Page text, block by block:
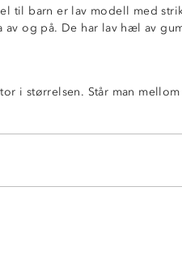
til barn er lav modell med
av og på. De har lav hæl av
i størrelsen. Står man